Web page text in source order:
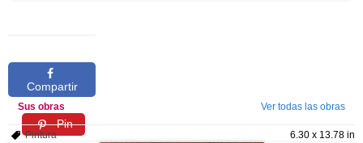
Compartir
Pin
Sus obras Ver todas las obras
6.30 x 13.78 in
Pintura